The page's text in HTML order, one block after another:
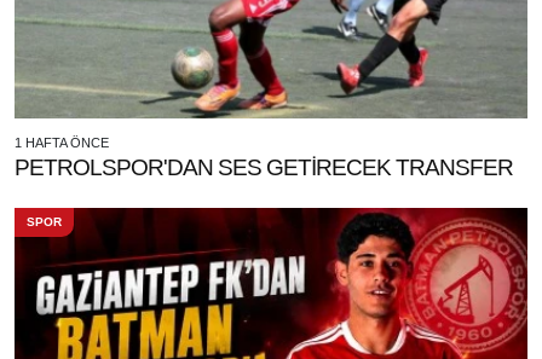
1 HAFTA ÖNCE
PETROLSPOR'DAN SES GETİRECEK TRANSFER
SPOR